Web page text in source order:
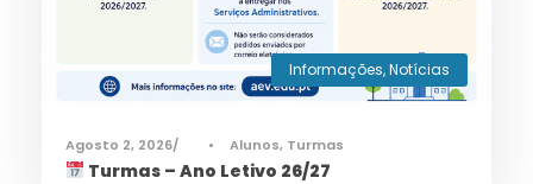
Informações,Notícias
Agosto 2, 2026 • Alunos, Turmas
Turmas – Ano Letivo 26/27